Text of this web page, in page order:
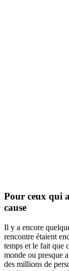
Pour ceux qui
cause
Il y a encore
rencontre étaient
temps et le fait que
monde ou presque
des millions de